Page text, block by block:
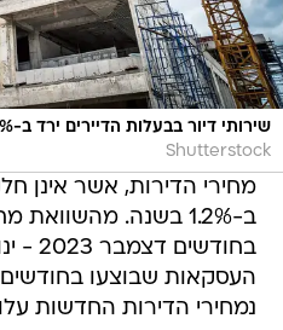
שירותי דיור בבעלות הדיירים ירד ב-0.6%. התחלת בנייה
Shutterstock
מחירי הדירות, אשר אינן
ב-1.2% בשנה.
נמחירי הדירות החדשות עלו ב-